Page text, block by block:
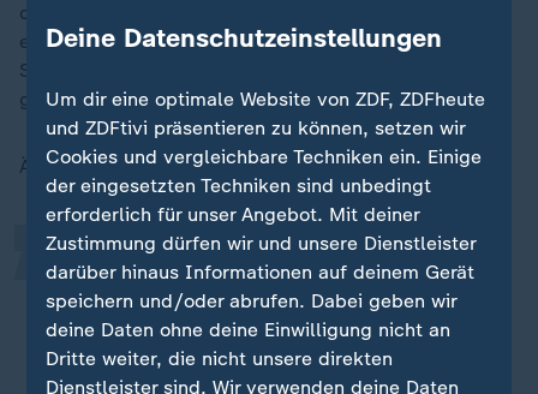
dass CDU und CSU ein bisschen untergehen", sagt
etwa CSU-Mitglied Daniel Stieglmeier. "Aber jetzt am
Schluss, glaube ich, haben wir das Beste daraus
gemacht."
Ähnlich sieht es sein Parteifreund Alexander Maier:
Ich hatte vorher das Gefühl, dass es
die Union nicht schafft, den
Politikwechsel durchzusetzen. Aber
jetzt bin ich mit dem Ergebnis echt
„
Deine Datenschutzeinstellungen
Um dir eine optimale Website von ZDF, ZDFheute
und ZDFtivi präsentieren zu können, setzen wir
Cookies und vergleichbare Techniken ein. Einige
der eingesetzten Techniken sind unbedingt
erforderlich für unser Angebot. Mit deiner
Zustimmung dürfen wir und unsere Dienstleister
darüber hinaus Informationen auf deinem Gerät
speichern und/oder abrufen. Dabei geben wir
deine Daten ohne deine Einwilligung nicht an
Dritte weiter, die nicht unsere direkten
Dienstleister sind. Wir verwenden deine Daten